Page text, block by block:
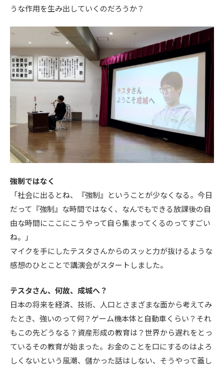
うな作用を生み出していくのだろうか？
強制ではなく
「社会に出るとね、『強制』ということが少なくなる。今日
だって『強制』な時間ではなく、なんでもできる放課後の自
由な時間にここにこうやって自ら集まってくるのってすごい
ね。」
マイクを手にしたテスタさんからのスッと力が抜けるような
感想のひとことで講演会がスタートしました。
テスタさん、何故、成城へ？
日本の将来を経済、技術、人口とさまざまな面から考えてみ
たとき、強いのって何？ゲーム機本体と自動車くらい？それ
もこの先どうなる？資産形成の教育は？世界から遅れをとっ
ているその教育が始まった。お金のことを口にするのはよろ
しくないという風潮、儲かった話はしない、そうやって蓋し